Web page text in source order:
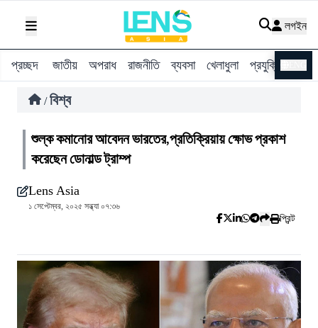
লগইন
প্রচ্ছদ জাতীয় অপরাধ রাজনীতি ব্যবসা খেলাধুলা প্রযুক্তি
/ বিশ্ব
শুল্ক কমানোর আবেদন ভারতের,প্রতিক্রিয়ায় ক্ষোভ প্রকাশ
করেছেন ডোনাল্ড ট্রাম্প
Lens Asia
১ সেপ্টেম্বর, ২০২৫ সন্ধ্যা ০৭:৩৬
প্রিন্ট